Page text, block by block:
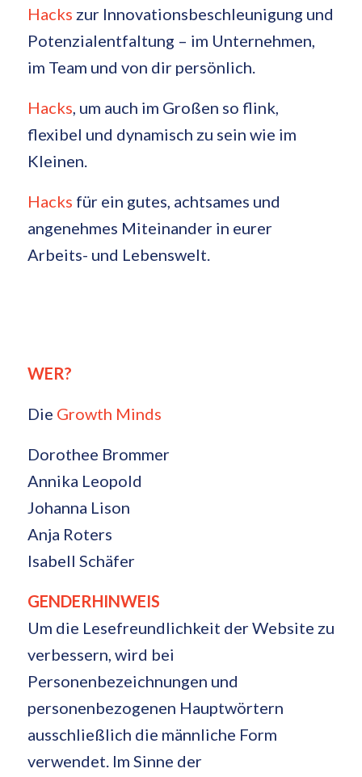
Hacks zur Innovationsbeschleunigung und
Potenzialentfaltung – im Unternehmen,
im Team und von dir persönlich.
Hacks , um auch im Großen so flink,
flexibel und dynamisch zu sein wie im
Kleinen.
Hacks für ein gutes, achtsames und
angenehmes Miteinander in eurer
Arbeits- und Lebenswelt.
WER?
Die Growth Minds
Dorothee Brommer
Annika Leopold
Johanna Lison
Anja Roters
Isabell Schäfer
GENDERHINWEIS
Um die Lesefreundlichkeit der Website zu
verbessern, wird bei
Personenbezeichnungen und
personenbezogenen Hauptwörtern
ausschließlich die männliche Form
verwendet. Im Sinne der